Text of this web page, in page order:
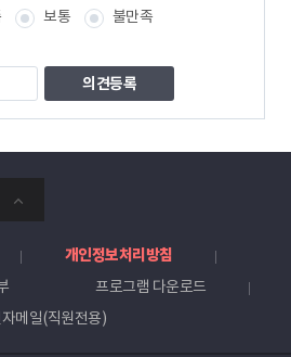
보통
불만족
개인정보처리방침
프로그램 다운로드
메일(직원전용)